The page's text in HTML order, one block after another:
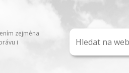
zejména
i